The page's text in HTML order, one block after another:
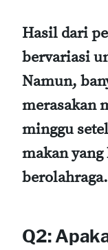
Hasil dari
bervariasi
Namun,
merasakan
minggu
makan
berolahraga.
Q2: